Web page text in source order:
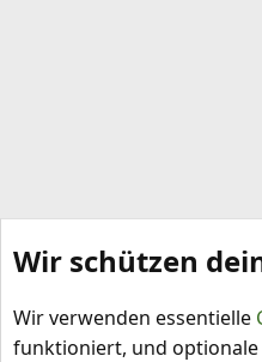
Wir schützen
Wir verwenden essentielle
funktioniert, und